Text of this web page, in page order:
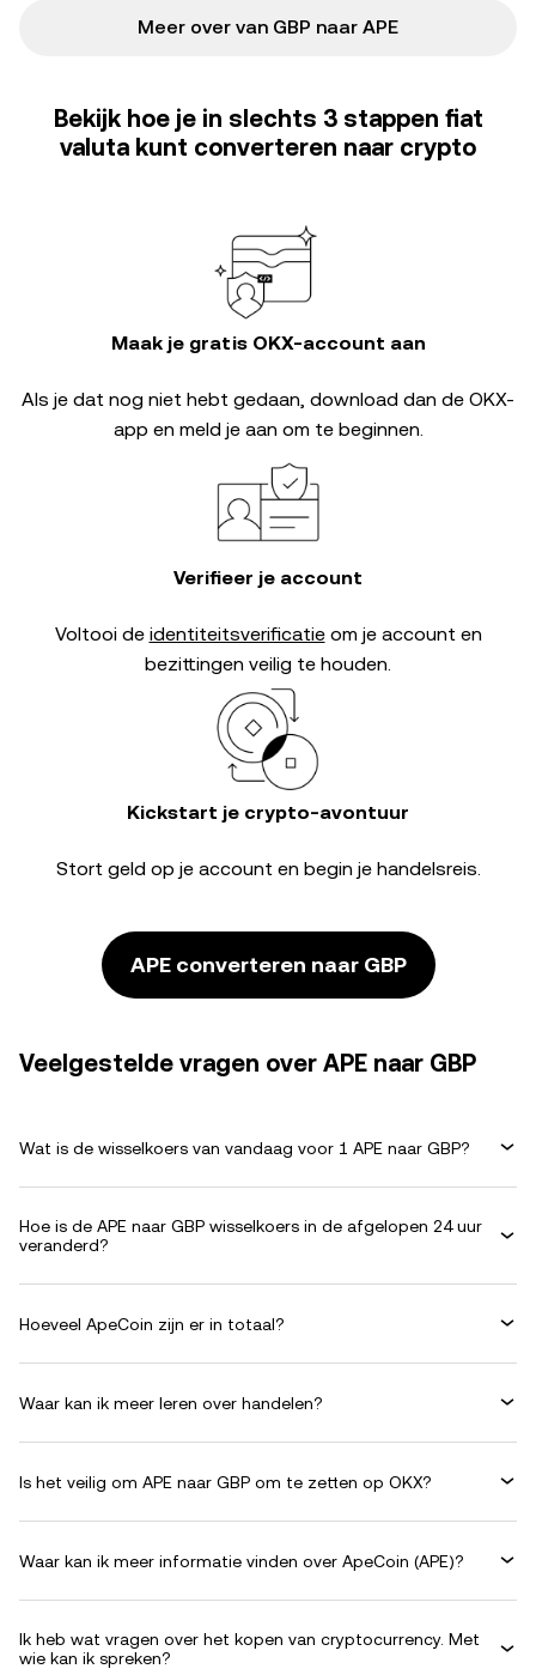
Meer over van GBP naar APE
Bekijk hoe je in slechts 3 stappen fiat
valuta kunt converteren naar crypto
Maak je gratis OKX-account aan
Als je dat nog niet hebt gedaan, download dan de OKX-
app en meld je aan om te beginnen.
Verifieer je account
Voltooi de identiteitsverificatieom je account en
bezittingen veilig te houden.
Kickstart je crypto-avontuur
Stort geld op je account en begin je handelsreis.
APE converteren naar GBP
Veelgestelde vragen over APE naar GBP
Wat is de wisselkoers van vandaag voor 1 APE naar GBP?
Hoe is de APE naar GBP wisselkoers in de afgelopen 24 uur
veranderd?
Hoeveel ApeCoin zijn er in totaal?
Waar kan ik meer leren over handelen?
Is het veilig om APE naar GBP om te zetten op OKX?
Waar kan ik meer informatie vinden over ApeCoin (APE)?
Ik heb wat vragen over het kopen van cryptocurrency. Met
wie kan ik spreken?